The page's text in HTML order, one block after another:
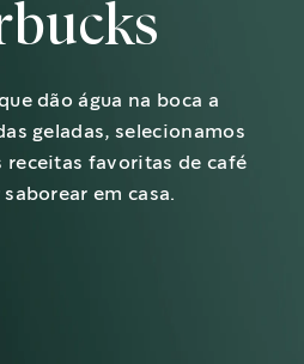
dão água na boca a
geladas, selecionamos
receitas favoritas de café
em casa.